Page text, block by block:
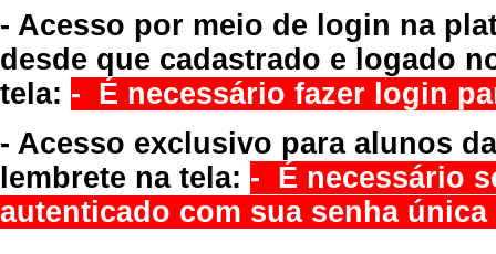
- Acesso por meio de login na
desde que cadastrado e logado
tela: - É necessário fazer login
- Acesso exclusivo para alunos
lembrete na tela: - É necessário
autenticado com sua senha